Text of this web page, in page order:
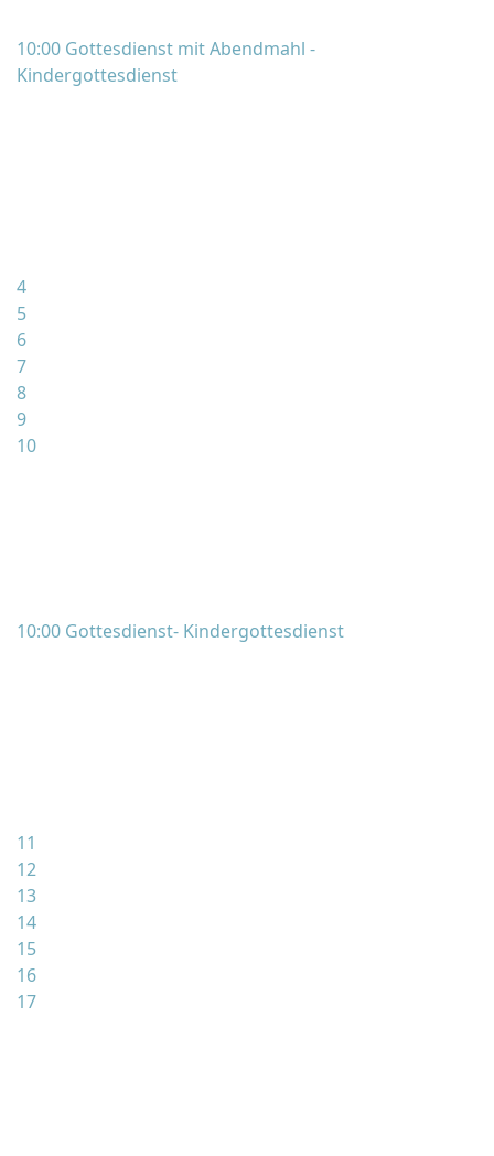
10:00 Gottesdienst mit Abendmahl -
Kindergottesdienst
4
5
6
7
8
9
10
10:00 Gottesdienst- Kindergottesdienst
11
12
13
14
15
16
17